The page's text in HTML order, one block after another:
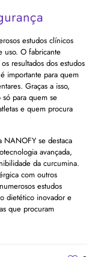
estudos clínicos
uso. O fabricante
resultados dos estudos
importante para quem
Graças a isso,
para quem se
e quem procura
NANOFY se destaca
avançada,
da curcumina.
com outros
estudos
dietético inovador e
que procuram